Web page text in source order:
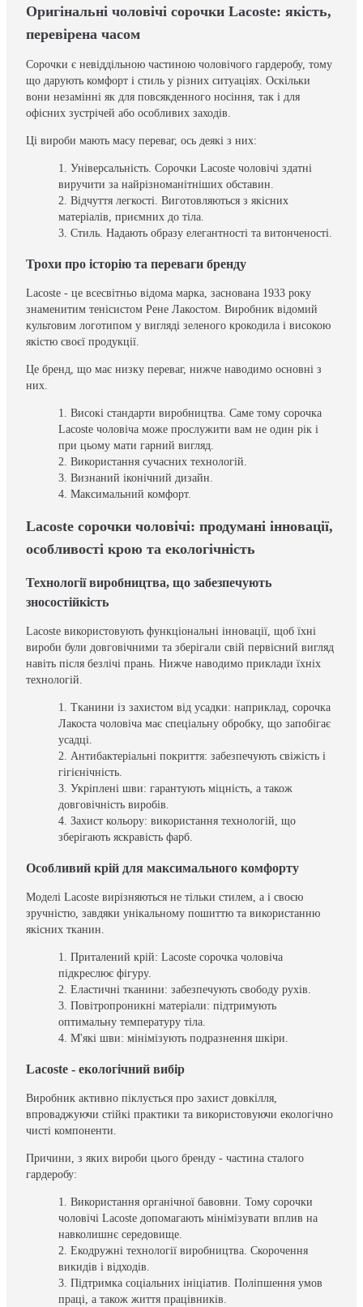
Оригінальні чоловічі сорочки Lacoste: якість,
перевірена часом
Сорочки є невіддільною частиною чоловічого гардеробу, тому
що дарують комфорт і стиль у різних ситуаціях. Оскільки
вони незамінні як для повсякденного носіння, так і для
офісних зустрічей або особливих заходів.
Ці вироби мають масу переваг, ось деякі з них:
Універсальність. Сорочки Lacoste чоловічі здатні
виручити за найрізноманітніших обставин.
Відчуття легкості. Виготовляються з якісних
матеріалів, приємних до тіла.
Стиль. Надають образу елегантності та витонченості.
Трохи про історію та переваги бренду
Lacoste - це всесвітньо відома марка, заснована 1933 року
знаменитим тенісистом Рене Лакостом. Виробник відомий
культовим логотипом у вигляді зеленого крокодила і високою
якістю своєї продукції.
Це бренд, що має низку переваг, нижче наводимо основні з
них.
Високі стандарти виробництва. Саме тому сорочка
Lacoste чоловіча може прослужити вам не один рік і
при цьому мати гарний вигляд.
Використання сучасних технологій.
Визнаний іконічний дизайн.
Максимальний комфорт.
Lacoste сорочки чоловічі: продумані інновації,
особливості крою та екологічність
Технології виробництва, що забезпечують
зносостійкість
Lacoste використовують функціональні інновації, щоб їхні
вироби були довговічними та зберігали свій первісний вигляд
навіть після безлічі прань. Нижче наводимо приклади їхніх
технологій.
Тканини із захистом від усадки: наприклад, сорочка
Лакоста чоловіча має спеціальну обробку, що запобігає
усадці.
Антибактеріальні покриття: забезпечують свіжість і
гігієнічність.
Укріплені шви: гарантують міцність, а також
довговічність виробів.
Захист кольору: використання технологій, що
зберігають яскравість фарб.
Особливий крій для максимального комфорту
Моделі Lacoste вирізняються не тільки стилем, а і своєю
зручністю, завдяки унікальному пошиттю та використанню
якісних тканин.
Приталений крій: Lacoste сорочка чоловіча
підкреслює фігуру.
Еластичні тканини: забезпечують свободу рухів.
Повітропроникні матеріали: підтримують
оптимальну температуру тіла.
М'які шви: мінімізують подразнення шкіри.
Lacoste - екологічний вибір
Виробник активно піклується про захист довкілля,
впроваджуючи стійкі практики та використовуючи екологічно
чисті компоненти.
Причини, з яких вироби цього бренду - частина сталого
гардеробу:
Використання органічної бавовни. Тому сорочки
чоловічі Lacoste допомагають мінімізувати вплив на
навколишнє середовище.
Екодружні технології виробництва. Скорочення
викидів і відходів.
Підтримка соціальних ініціатив. Поліпшення умов
праці, а також життя працівників.